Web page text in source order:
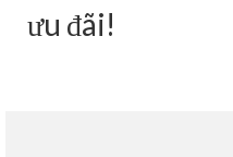
ưu đãi!